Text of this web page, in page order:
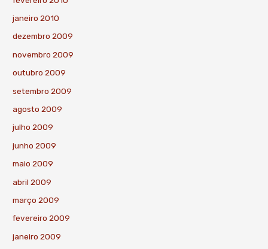
janeiro 2010
dezembro 2009
novembro 2009
outubro 2009
setembro 2009
agosto 2009
julho 2009
junho 2009
maio 2009
abril 2009
março 2009
fevereiro 2009
janeiro 2009